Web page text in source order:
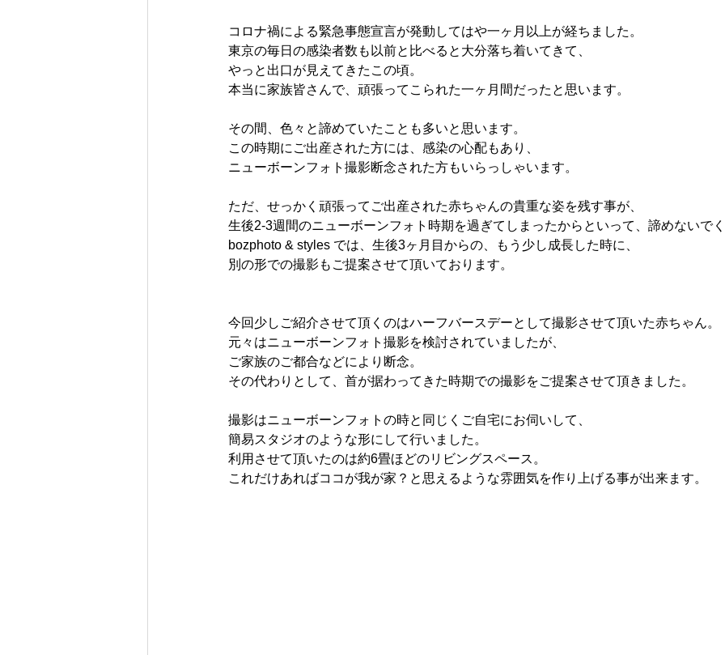
コロナ禍による緊急事態宣言が発動してはや一ヶ月以上が経ちました。
東京の毎日の感染者数も以前と比べると大分落ち着いてきて、
やっと出口が見えてきたこの頃。
本当に家族皆さんで、頑張ってこられた一ヶ月間だったと思います。
その間、色々と諦めていたことも多いと思います。
この時期にご出産された方には、感染の心配もあり、
ニューボーンフォト撮影断念された方もいらっしゃいます。
ただ、せっかく頑張ってご出産された赤ちゃんの貴重な姿を残す事が、
生後2-3週間のニューボーンフォト時期を過ぎてしまったからといって、諦めないで
bozphoto & styles では、生後3ヶ月目からの、もう少し成長した時に、
別の形での撮影もご提案させて頂いております。
今回少しご紹介させて頂くのはハーフバースデーとして撮影させて頂いた赤ちゃん。
元々はニューボーンフォト撮影を検討されていましたが、
ご家族のご都合などにより断念。
その代わりとして、首が据わってきた時期での撮影をご提案させて頂きました。
撮影はニューボーンフォトの時と同じくご自宅にお伺いして、
簡易スタジオのような形にして行いました。
利用させて頂いたのは約6畳ほどのリビングスペース。
これだけあればココが我が家？と思えるような雰囲気を作り上げる事が出来ます。